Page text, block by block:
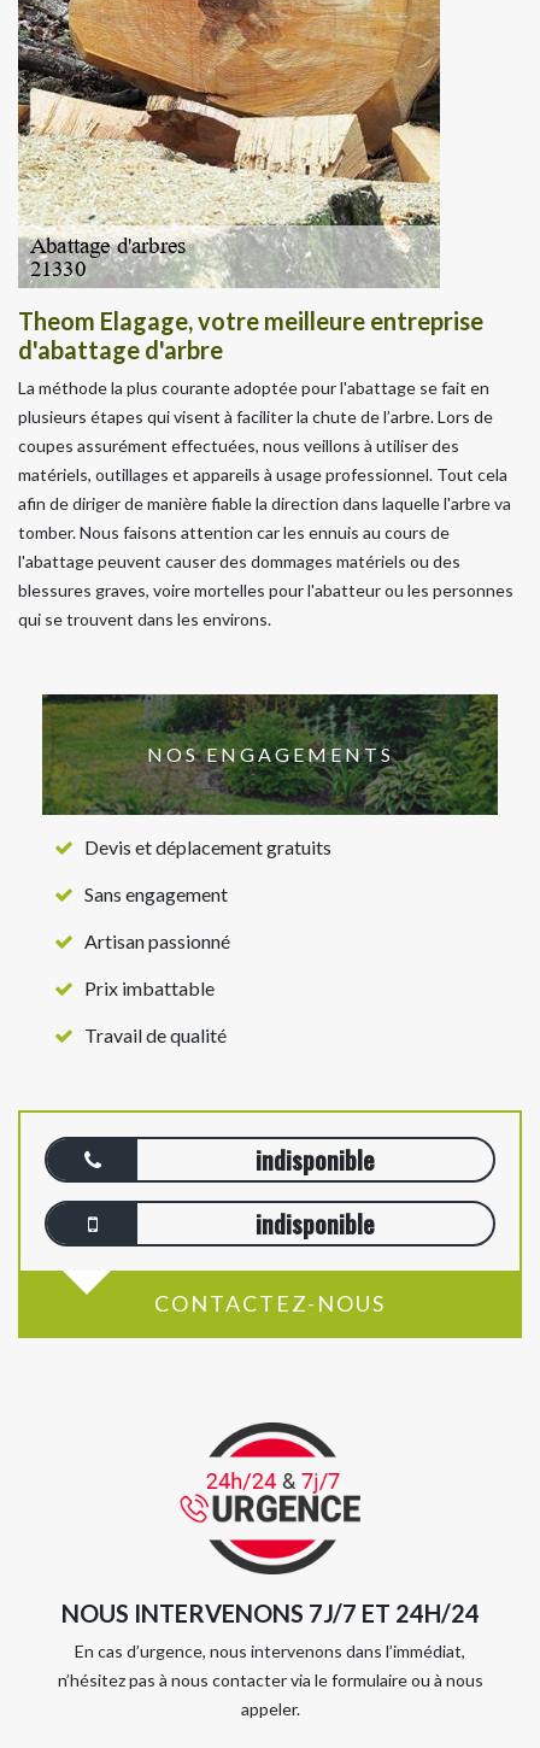
Theom Elagage, votre meilleure entreprise
d'abattage d'arbre
La méthode la plus courante adoptée pour l'abattage se fait en
plusieurs étapes qui visent à faciliter la chute de l’arbre. Lors de
coupes assurément effectuées, nous veillons à utiliser des
matériels, outillages et appareils à usage professionnel. Tout cela
afin de diriger de manière fiable la direction dans laquelle l'arbre va
tomber. Nous faisons attention car les ennuis au cours de
l'abattage peuvent causer des dommages matériels ou des
blessures graves, voire mortelles pour l'abatteur ou les personnes
qui se trouvent dans les environs.
NOS ENGAGEMENTS
Devis et déplacement gratuits
Sans engagement
Artisan passionné
Prix imbattable
Travail de qualité
indisponible
indisponible
CONTACTEZ-NOUS
NOUS INTERVENONS 7J/7 ET 24H/24
En cas d’urgence, nous intervenons dans l’immédiat,
n’hésitez pas à nous contacter via le formulaire ou à nous
appeler.